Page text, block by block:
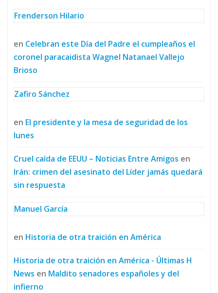
Frenderson Hilario
en Celebran este Día del Padre el cumpleaños el
coronel paracaidista Wagnel Natanael Vallejo
Brioso
Zafiro Sánchez
en El presidente y la mesa de seguridad de los
lunes
Cruel caída de EEUU – Noticias Entre Amigos en
Irán: crimen del asesinato del Líder jamás quedará
sin respuesta
Manuel García
en Historia de otra traición en América
Historia de otra traición en América - Últimas H
News en Maldito senadores españoles y del
infierno